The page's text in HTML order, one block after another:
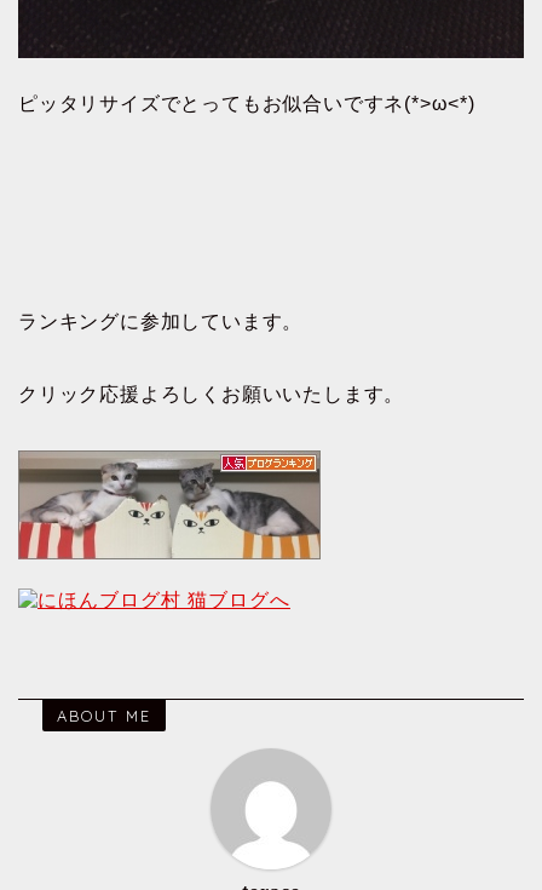
ピッタリサイズでとってもお似合いですネ(*>ω<*)
ランキングに参加しています。
クリック応援よろしくお願いいたします。
ABOUT ME